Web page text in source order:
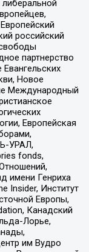
российский
партнерство
Новое
Международный
Европейская
УРАЛ,
fonds,
Генриха
Insider, Институт
Европы,
Канадский
Лорье,
им Вудро